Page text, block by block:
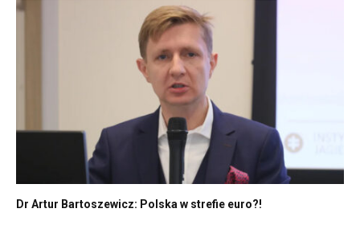
Dr Artur Bartoszewicz: Polska w strefie euro?!